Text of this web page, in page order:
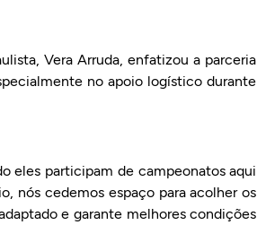
Vera Arruda, enfatizou a parceria
no apoio logístico durante
eles participam de campeonatos aqui
nós cedemos espaço para acolher os
e garante melhores condições